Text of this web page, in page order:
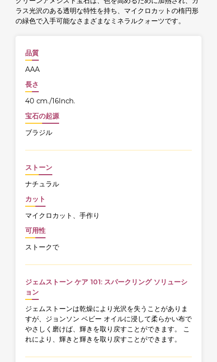
ラス光沢のある透明な特性を持ち、マイクロカットの楕円形
の緑色で入手可能なさまざまなミネラルクォーツです。
品質
AAA
長さ
40 cm./16Inch.
宝石の起源
ブラジル
ストーン
ナチュラル
カット
マイクロカット、手作り
可用性
ストークで
ジェムストーン ケア 101: スパークリング ソリューシ
ョン
ジェムストーンは乾燥により光沢を失うことがありま
すが、ジョンソン ベビー オイルに浸して柔らかい布で
やさしく磨けば、輝きを取り戻すことができます。 こ
れにより、輝きと輝きを取り戻すことができます。